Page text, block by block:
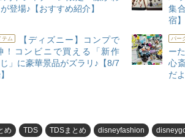
登場♪【おすすめ紹介】
集
宿】
テム
【ディズニー】コンプで
！コンビニで買える「新作
」に豪華景品がズラリ♪【8/7
パー
ー
心
だ
め TDS TDSまとめ disneyfashion